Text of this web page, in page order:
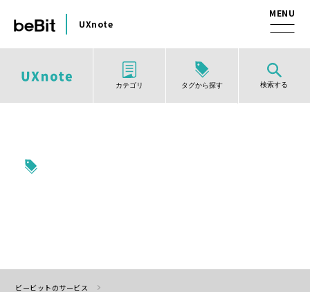
UXnote
カテゴリ タグから探す 検索する
ビービットのサービス